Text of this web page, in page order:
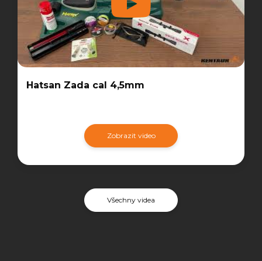
Hatsan Zada cal 4,5mm
Zobrazit video
Všechny videa